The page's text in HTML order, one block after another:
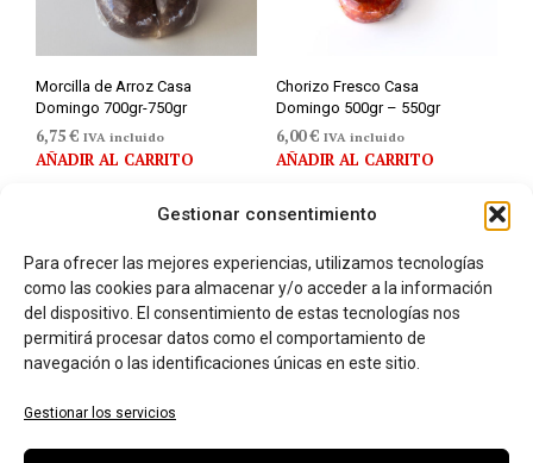
Gestionar consentimiento
Para ofrecer las mejores experiencias, utilizamos tecnologías
como las cookies para almacenar y/o acceder a la información
del dispositivo. El consentimiento de estas tecnologías nos
permitirá procesar datos como el comportamiento de
navegación o las identificaciones únicas en este sitio.
Gestionar los servicios
Morcilla de Arroz Casa
Domingo 700gr-750gr
6,75€ IVA incluido
AÑADIR AL CARRITO
Chorizo Fresco Casa
Domingo 500gr – 550gr
6,00€ IVA incluido
AÑADIR AL CARRITO